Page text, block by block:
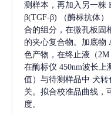
测样本，再加入另一株
β(TGF-β)
（酶标抗体
合的组分，在微孔板固
的夹心复合物。加底物
色产物，在终止液（
在酶标仪 450nm波长
值）与待测样品中 犬转
关。拟合校准品曲线，
度。